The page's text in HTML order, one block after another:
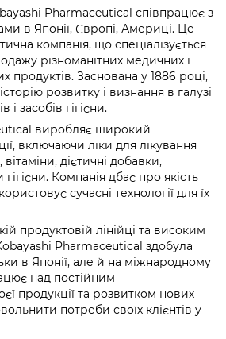
Pharmaceutical співпрацює з
в Японії, Європі, Америці. Це
компанія, що спеціалізується
різноманітних медичних і
продуктів. Заснована у 1886 році,
розвитку і визнання в галузі
засобів гігієни.
виробляє широкий
включаючи ліки для лікування
дієтичні добавки,
Компанія дбає про якість
сучасні технології для їх
продуктовій лінійці та високим
Pharmaceutical здобула
в Японії, але й на міжнародному
над постійним
продукції та розвитком нових
потреби своїх клієнтів у